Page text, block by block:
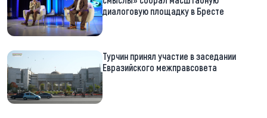
диалоговую площадку в Бресте
Турчин принял участие в заседании
Евразийского межправсовета